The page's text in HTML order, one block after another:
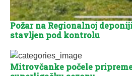
Požar na Regionalnoj
stavljen pod kontrolu
Mitrovčanke počele